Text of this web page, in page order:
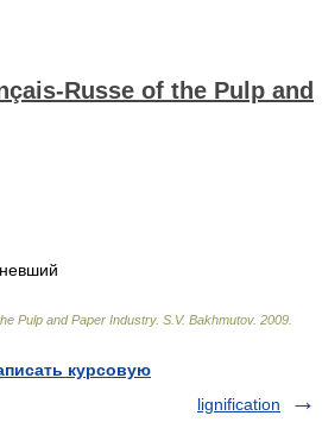
Russe of the Pulp and
Pulp and Paper Industry. S.V. Bakhmutov. 2009
курсовую
lignification